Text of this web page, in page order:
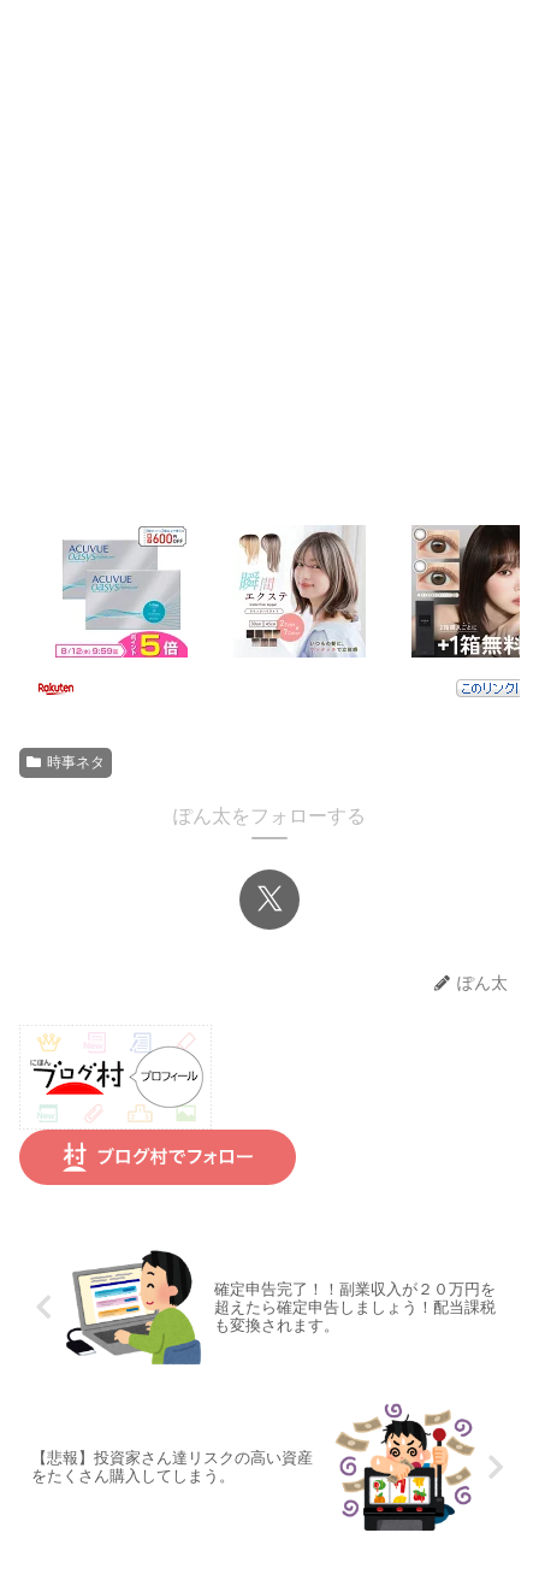
時事ネタ
ぽん太をフォローする
ぽん太
確定申告完了！！副業収入が２０万円を
超えたら確定申告しましょう！配当課税
も変換されます。
【悲報】投資家さん達リスクの高い資産
をたくさん購入してしまう。